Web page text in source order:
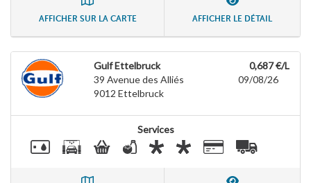
AFFICHER SUR LA CARTE AFFICHER LE DÉTAIL
Gulf Ettelbruck
39 Avenue des Alliés
9012 Ettelbruck
0,687 €/L
09/08/26
Services